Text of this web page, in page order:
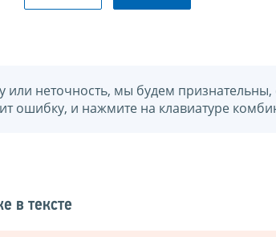
или неточность, мы будем
ошибку, и нажмите на клавиатуре
в тексте